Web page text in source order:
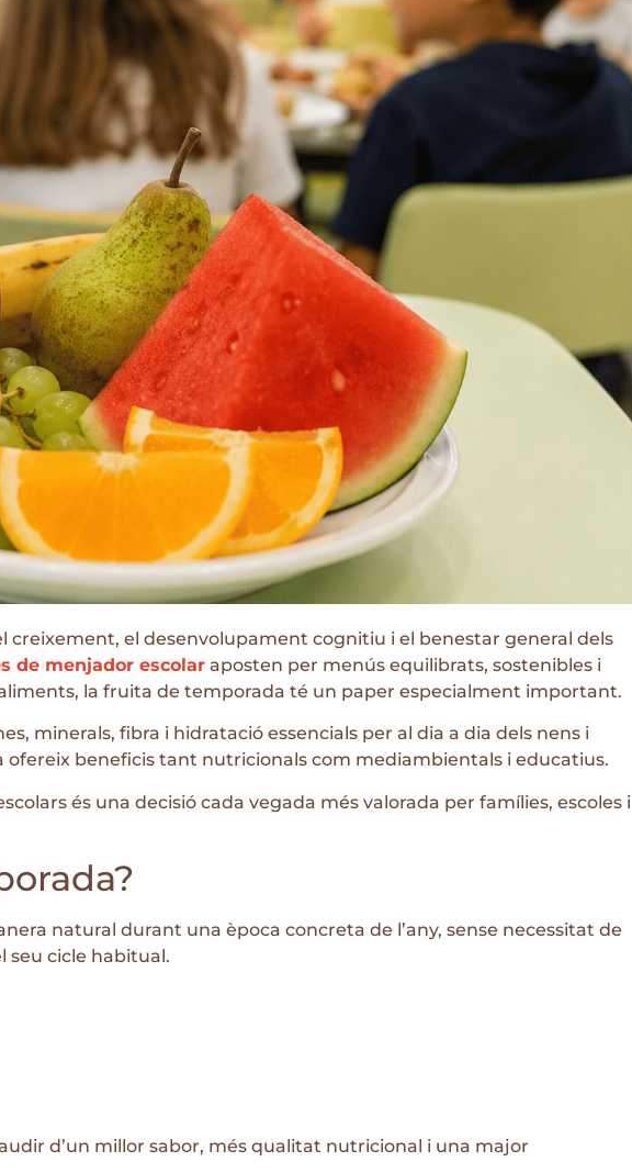
creixement, el desenvolupament cognitiu i el benestar general dels
de menjador escolar aposten per menús equilibrats, sostenibles i
la fruita de temporada té un paper especialment important.
minerals, fibra i hidratació essencials per al dia a dia dels nens i
beneficis tant nutricionals com mediambientals i educatius.
és una decisió cada vegada més valorada per famílies, escoles i
natural durant una època concreta de l’any, sense necessitat de
seu cicle habitual.
d’un millor sabor, més qualitat nutricional i una major